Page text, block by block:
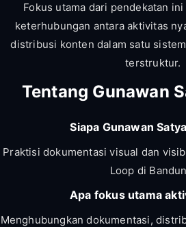
Fokus utama dari pendekatan
keterhubungan antara aktivitas
distribusi konten dalam satu
terstruktur.
Tentang Gunawan
Siapa Gunawan
Praktisi dokumentasi visual dan
Loop di
Apa fokus utama
Menghubungkan dokumentasi,